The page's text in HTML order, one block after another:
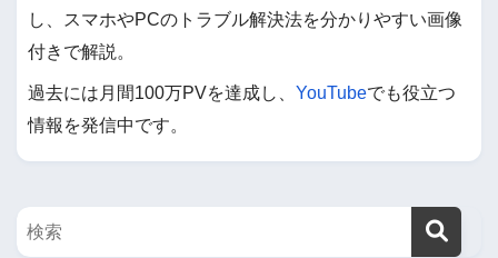
し、スマホやPCのトラブル解決法を分かりやすい画像
付きで解説。
過去には月間100万PVを達成し、 YouTubeでも役立つ
情報を発信中です。